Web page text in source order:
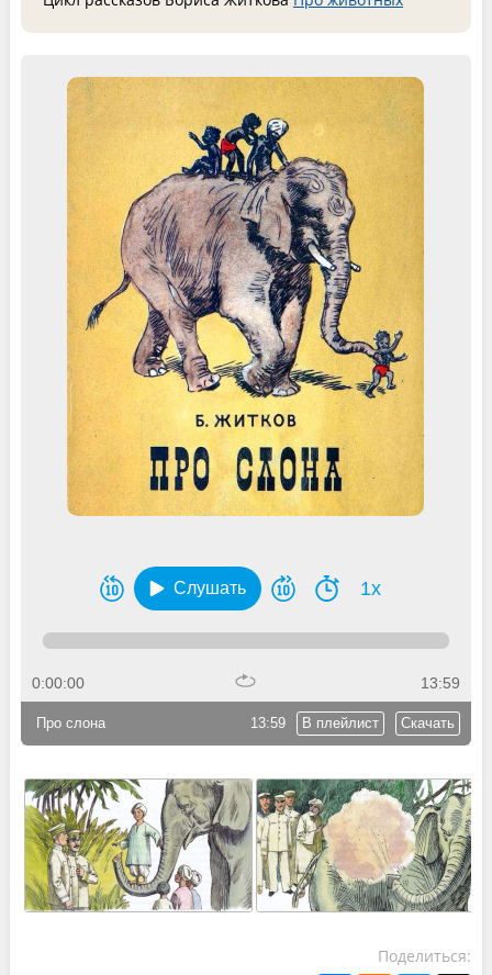
Слушать 1x
0:00:00 13:59
13:59 В плейлист Скачать
Про слона
Поделиться: